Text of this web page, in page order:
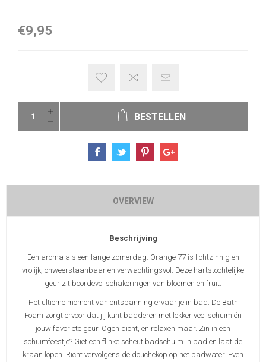
€9,95
BESTELLEN
OVERVIEW
Beschrijving
Een aroma als een lange zomerdag: Orange 77 is lichtzinnig en
vrolijk, onweerstaanbaar en verwachtingsvol. Deze hartstochtelijke
geur zit boordevol schakeringen van bloemen en fruit.
Het ultieme moment van ontspanning ervaar je in bad. De Bath
Foam zorgt ervoor dat jij kunt badderen met lekker veel schuim én
jouw favoriete geur. Ogen dicht, en relaxen maar. Zin in een
schuimfeestje? Giet een flinke scheut badschuim in bad en laat de
kraan lopen. Richt vervolgens de douchekop op het badwater. Even